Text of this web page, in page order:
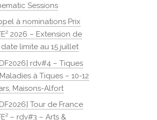
Sessions
à nominations Prix
2026 – Extension de
limite au 15 juillet
rdv#4 – Tiques
à Tiques – 10-12
Maisons-Alfort
Tour de France
– rdv#3 – Arts &